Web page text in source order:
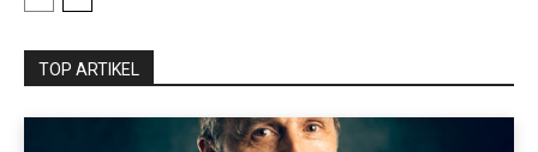
TOP ARTIKEL